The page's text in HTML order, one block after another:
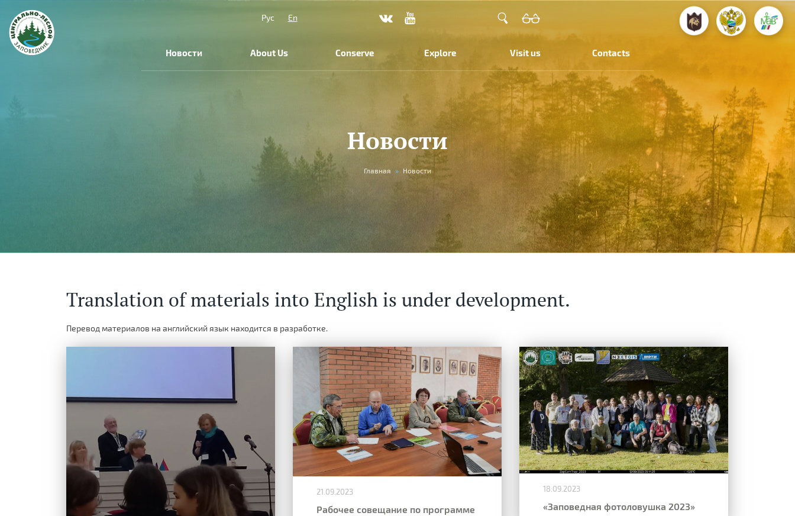
Рус En
Новости About Us Conserve Explore Visit us Contacts
Новости
Главная » Новости
Translation of materials into English is under development.
Перевод материалов на английский язык находится в разработке.
21.09.2023
Рабочее совещание по программе
18.09.2023
«Заповедная фотоловушка 2023»